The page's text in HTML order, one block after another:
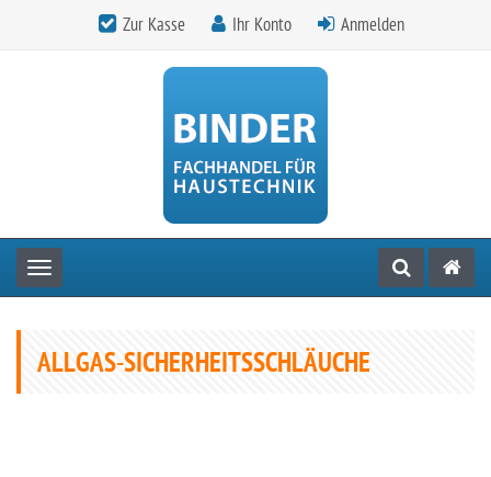
Zur Kasse Ihr Konto Anmelden
Toggle navigation
ALLGAS-SICHERHEITSSCHLÄUCHE